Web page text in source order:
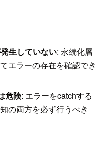
生していない: 永続化層
エラーの存在を確認でき
危険: エラーをcatchする
の両方を必ず行うべき